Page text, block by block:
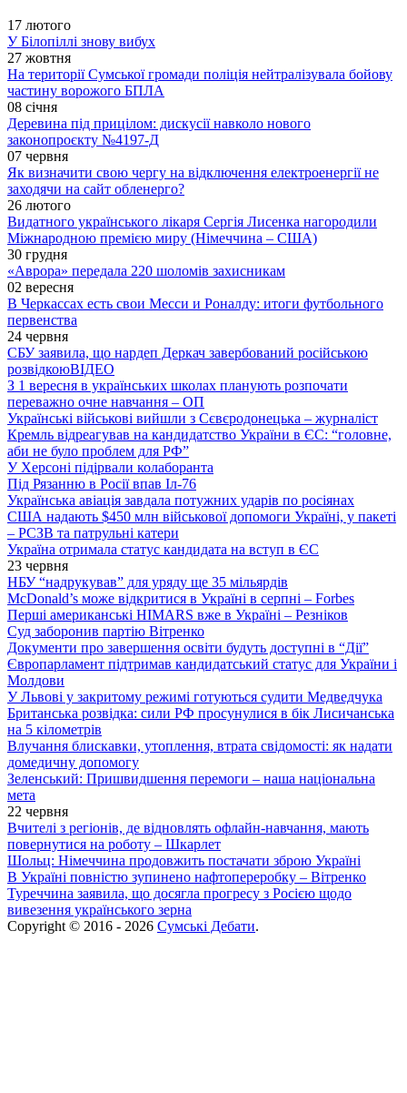
17 лютого
У Білопіллі знову вибух
27 жовтня
На території Сумської громади поліція нейтралізувала бойову
частину ворожого БПЛА
08 січня
Деревина під прицілом: дискусії навколо нового
законопроєкту №4197-Д
07 червня
Як визначити свою чергу на відключення електроенергії не
заходячи на сайт обленерго?
26 лютого
Видатного українського лікаря Сергія Лисенка нагородили
Міжнародною премією миру (Німеччина – США)
30 грудня
«Аврора» передала 220 шоломів захисникам
02 вересня
В Черкассах есть свои Месси и Роналду: итоги футбольного
первенства
24 червня
СБУ заявила, що нардеп Деркач завербований російською
розвідкоюВІДЕО
З 1 вересня в українських школах планують розпочати
переважно очне навчання – ОП
Українські військові вийшли з Сєвєродонецька – журналіст
Кремль відреагував на кандидатство України в ЄС: “головне,
аби не було проблем для РФ”
У Херсоні підірвали колаборанта
Під Рязанню в Росії впав Іл-76
Українська авіація завдала потужних ударів по росіянах
США надають $450 млн військової допомоги Україні, у пакеті
– РСЗВ та патрульні катери
Україна отримала статус кандидата на вступ в ЄС
23 червня
НБУ “надрукував” для уряду ще 35 мільярдів
McDonald’s може відкритися в Україні в серпні – Forbes
Перші американські HIMARS вже в Україні – Резніков
Суд заборонив партію Вітренко
Документи про завершення освіти будуть доступні в “Дії”
Європарламент підтримав кандидатський статус для України і
Молдови
У Львові у закритому режимі готуються судити Медведчука
Британська розвідка: сили РФ просунулися в бік Лисичанська
на 5 кілометрів
Влучання блискавки, утоплення, втрата свідомості: як надати
домедичну допомогу
Зеленський: Пришвидшення перемоги – наша національна
мета
22 червня
Вчителі з регіонів, де відновлять офлайн-навчання, мають
повернутися на роботу – Шкарлет
Шольц: Німеччина продовжить постачати зброю Україні
В Україні повністю зупинено нафтопереробку – Вітренко
Туреччина заявила, що досягла прогресу з Росією щодо
вивезення українського зерна
Copyright © 2016 - 2026 Сумські Дебати.